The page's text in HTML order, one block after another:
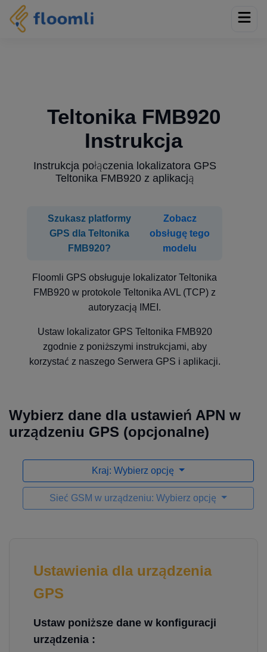
Teltonika FMB920
Instrukcja
Instrukcja połączenia lokalizatora GPS
Teltonika FMB920 z aplikacją
Szukasz platformy
GPS dla Teltonika
FMB920?
Zobacz
obsługę tego
modelu
Floomli GPS obsługuje lokalizator Teltonika
FMB920 w protokole Teltonika AVL (TCP) z
autoryzacją IMEI.
Ustaw lokalizator GPS Teltonika FMB920
zgodnie z poniższymi instrukcjami, aby
korzystać z naszego Serwera GPS i aplikacji.
Wybierz dane dla ustawień APN w
urządzeniu GPS (opcjonalne)
Kraj: Wybierz opcję
Sieć GSM w urządzeniu: Wybierz opcję
Ustawienia dla urządzenia
GPS
Ustaw poniższe dane w konfiguracji
urządzenia :